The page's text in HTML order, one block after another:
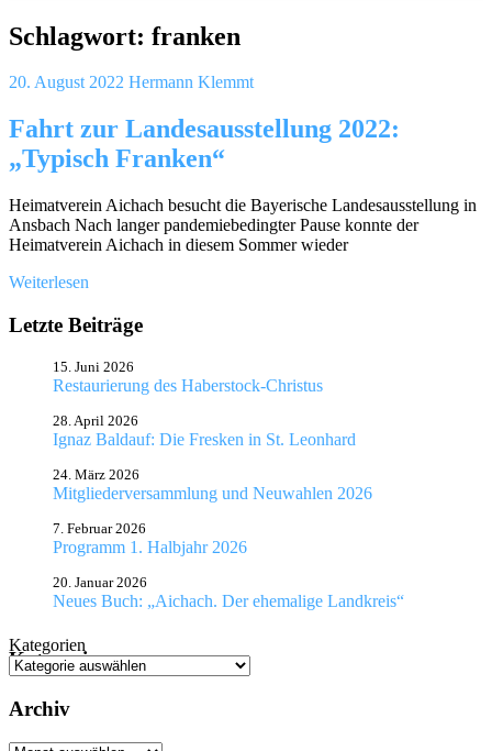
Schlagwort: franken
20. August 2022 Hermann Klemmt
Fahrt zur Landesausstellung 2022:
„Typisch Franken“
Heimatverein Aichach besucht die Bayerische Landesausstellung in
Ansbach Nach langer pandemiebedingter Pause konnte der
Heimatverein Aichach in diesem Sommer wieder
Weiterlesen
Letzte Beiträge
Restaurierung des Haberstock-Christus
15. Juni 2026
Ignaz Baldauf: Die Fresken in St. Leonhard
28. April 2026
Mitgliederversammlung und Neuwahlen 2026
24. März 2026
Programm 1. Halbjahr 2026
7. Februar 2026
Neues Buch: „Aichach. Der ehemalige Landkreis“
20. Januar 2026
Kategorien
Kategorien
Archiv